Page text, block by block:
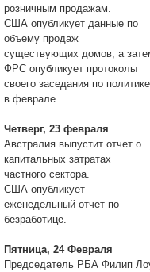
розничным продажам.
США опубликует данные по
объему продаж
существующих домов, а
ФРС опубликует протоколы
своего заседания по политике
в феврале.
Четверг, 23 февраля
Австралия выпустит отчет о
капитальных затратах
частного сектора.
США опубликует
еженедельный отчет по
безработице.
Пятница, 24 Февраля
Председатель РБА Филип